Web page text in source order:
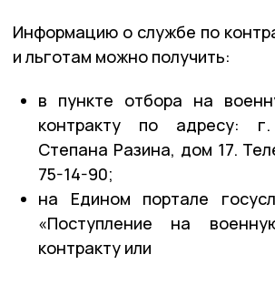
Информацию о службе по
и льготам можно получить:
в пункте отбора на
контракту по адресу:
Степана Разина, дом 17.
75-14-90;
на Едином портале
«Поступление на
контракту или